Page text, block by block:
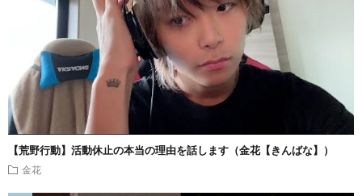
【荒野行動】活動休止の本当の理由を話します（金花【きんばな】）
金花